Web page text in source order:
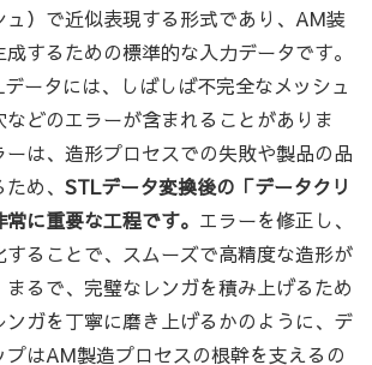
ュ）で近似表現する形式であり、AM装
するための標準的な入力データです。
ータには、しばしば不完全なメッシュ
どのエラーが含まれることがありま
は、造形プロセスでの失敗や製品の品
め、 STLデータ変換後の「データクリ
に重要な工程です。 エラーを修正し、
することで、スムーズで高精度な造形が
るで、完璧なレンガを積み上げるため
ンガを丁寧に磨き上げるかのように、デ
プはAM製造プロセスの根幹を支えるの